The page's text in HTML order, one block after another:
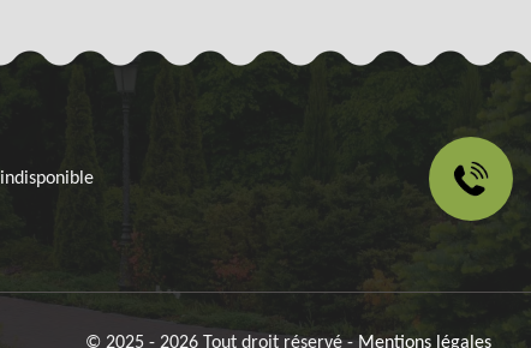
indisponible
© 2025 - 2026 Tout droit réservé - Mentions légales